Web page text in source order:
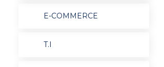
E-COMMERCE
T.I